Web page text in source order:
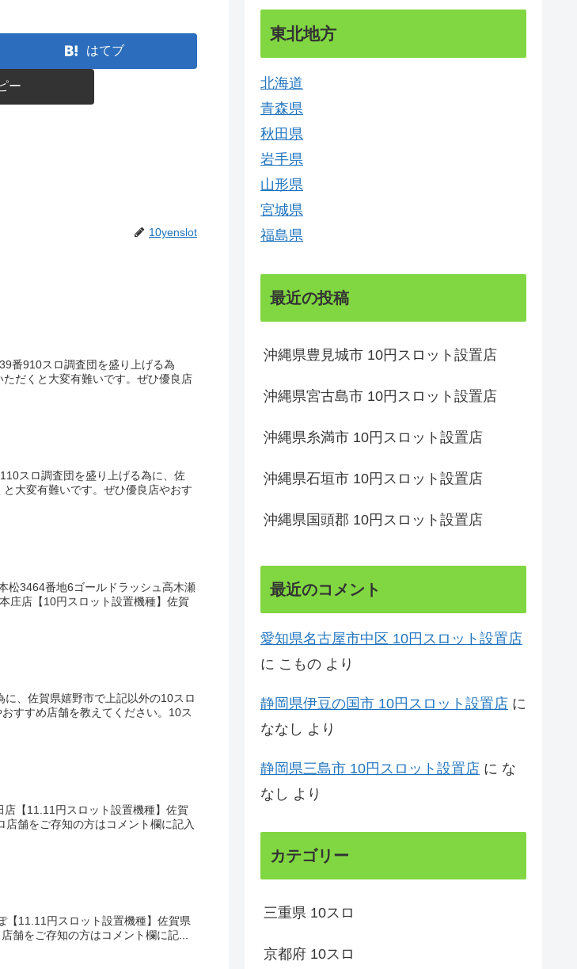
はてブ
ー
10yenslot
番910スロ調査団を盛り上げる為
だくと大変有難いです。ぜひ優良店
スロ調査団を盛り上げる為に、佐
大変有難いです。ぜひ優良店やおす
松3464番地6ゴールドラッシュ高木瀬
庄店【10円スロット設置機種】佐賀
、佐賀県嬉野市で上記以外の10スロ
すすめ店舗を教えてください。10ス
【11.11円スロット設置機種】佐賀
舗をご存知の方はコメント欄に記入
【11.11円スロット設置機種】佐賀県
舗をご存知の方はコメント欄に記...
東北地方
北海道
青森県
秋田県
岩手県
山形県
宮城県
福島県
最近の投稿
沖縄県豊見城市 10円スロット設置店
沖縄県宮古島市 10円スロット設置店
沖縄県糸満市 10円スロット設置店
沖縄県石垣市 10円スロット設置店
沖縄県国頭郡 10円スロット設置店
最近のコメント
愛知県名古屋市中区 10円スロット設置店
に こもの より
静岡県伊豆の国市 10円スロット設置店 に
ななし より
静岡県三島市 10円スロット設置店 に な
なし より
カテゴリー
三重県 10スロ
京都府 10スロ